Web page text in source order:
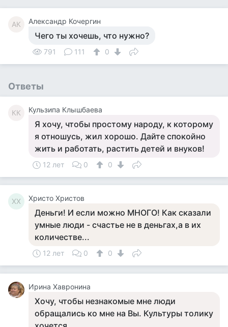
АК Александр Кочергин
Чего ты хочешь, что нужно?
791 111 0
Ответы
КК Кульзипа Клышбаева
Я хочу, чтобы простому народу, к которому
я отношусь, жил хорошо. Дайте спокойно
жить и работать, растить детей и внуков!
12 лет 0 0
ХХ Христо Христов
Деньги! И если можно МНОГО! Как сказали
умные люди - счастье не в деньгах,а в их
количестве...
12 лет 0 0
Ирина Хавронина
Хочу, чтобы незнакомые мне люди
обращались ко мне на Вы. Культуры толику